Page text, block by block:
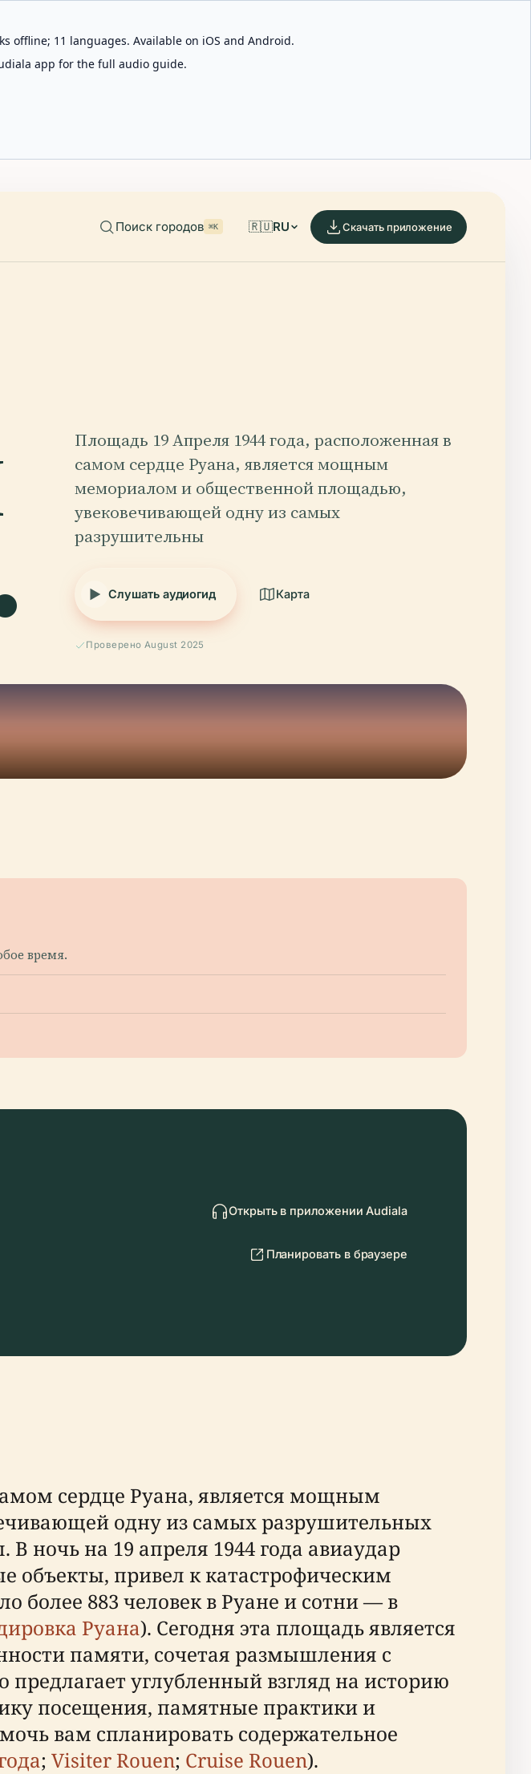
offline; 11 languages. Available on iOS and Android.
app for the full audio guide.
Поиск городов ⌘K 🇷🇺RU Скачать приложение
Площадь 19 Апреля 1944 года, расположенная в
самом сердце Руана, является мощным
мемориалом и общественной площадью,
увековечивающей одну из самых
разрушительны
Слушать аудиогид Карта
Проверено August 2025
время.
Открыть в приложении Audiala
Планировать в браузере
сердце Руана, является мощным
одну из самых разрушительных
ночь на 19 апреля 1944 года авиаудар
объекты, привел к катастрофическим
более 883 человек в Руане и сотни — в
Руана). Сегодня эта площадь является
памяти, сочетая размышления с
предлагает углубленный взгляд на историю
посещения, памятные практики и
вам спланировать содержательное
; Visiter Rouen; Cruise Rouen).